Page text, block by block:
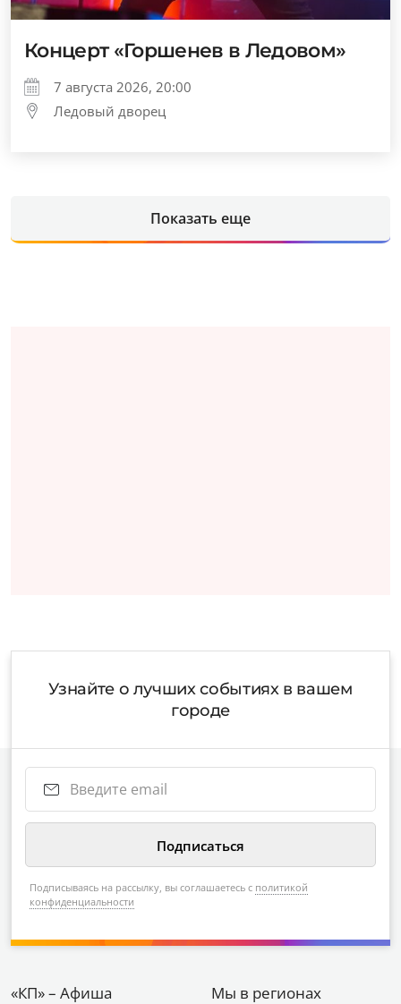
Концерт «Горшенев в Ледовом»
7 августа 2026, 20:00
Ледовый дворец
Показать еще
Узнайте о лучших событиях в вашем
городе
Подписываясь на рассылку, вы соглашаетесь с политикой
конфиденциальности
«КП» – Афиша Мы в регионах